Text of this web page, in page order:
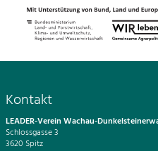
Kontakt
LEADER-Verein Wachau-
Schlossgasse 3
3620 Spitz